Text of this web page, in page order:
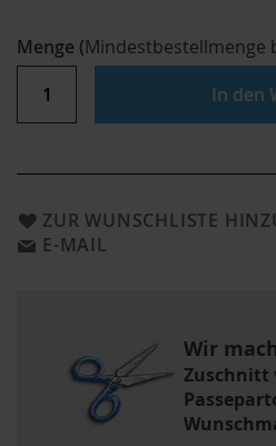
Menge (Mindestbestellmenge
In den
ZUR WUNSCHLISTE
E-MAIL
Wir
Zuschnitt